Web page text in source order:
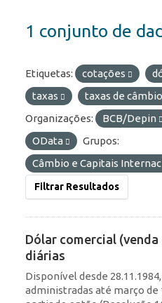
1 conjunto de
Etiquetas: cotações
taxas
taxas de câmbio
Organizações:
BCB/Depin
OData
Grupos:
Câmbio e Capitais
Filtrar Resultados
Dólar comercial
diárias
Disponível desde
administradas até março de